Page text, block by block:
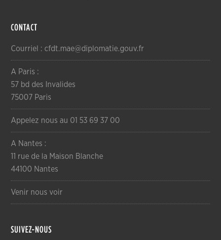
CONTACT
Courriel : cfdt.mae@diplomatie.gouv.fr
A Paris :
57 bd des Invalides
75007 Paris
Appelez nous au 01 53 69 37 00
A Nantes :
11 rue de la Maison Blanche
44100 Nantes
Venir nous voir
SUIVEZ-NOUS